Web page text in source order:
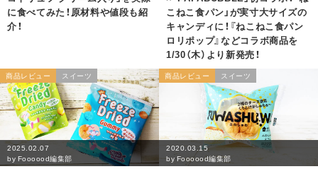
に食べてみた！原材料や値段も紹
介！
こねこ食パン」が実寸大サイズの
キャンディに！『ねこねこ食パン
ロリポップ』などコラボ商品を
1/30（木）より新発売！
商品レビュー スイーツ
2025.02.07
by Foooood編集部
商品レビュー スイーツ
2020.03.15
by Foooood編集部